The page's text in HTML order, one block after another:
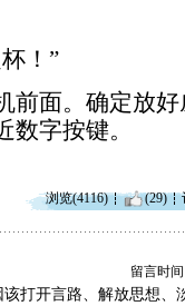
！”
前面。确定放
数字按键。
浏览(4116) (29)
留言时间
打开言路、解放思想、